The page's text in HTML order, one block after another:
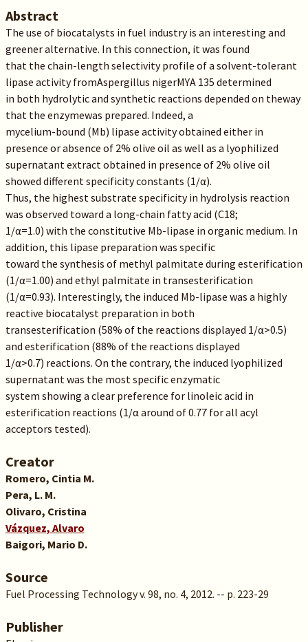
Abstract
The use of biocatalysts in fuel industry is an interesting and
greener alternative. In this connection, it was found
that the chain-length selectivity profile of a solvent-tolerant
lipase activity fromAspergillus nigerMYA 135 determined
in both hydrolytic and synthetic reactions depended on theway
that the enzymewas prepared. Indeed, a
mycelium-bound (Mb) lipase activity obtained either in
presence or absence of 2% olive oil as well as a lyophilized
supernatant extract obtained in presence of 2% olive oil
showed different specificity constants (1/α).
Thus, the highest substrate specificity in hydrolysis reaction
was observed toward a long-chain fatty acid (C18;
1/α=1.0) with the constitutive Mb-lipase in organic medium. In
addition, this lipase preparation was specific
toward the synthesis of methyl palmitate during esterification
(1/α=1.00) and ethyl palmitate in transesterification
(1/α=0.93). Interestingly, the induced Mb-lipase was a highly
reactive biocatalyst preparation in both
transesterification (58% of the reactions displayed 1/α>0.5)
and esterification (88% of the reactions displayed
1/α>0.7) reactions. On the contrary, the induced lyophilized
supernatant was the most specific enzymatic
system showing a clear preference for linoleic acid in
esterification reactions (1/α around of 0.77 for all acyl
acceptors tested).
Creator
Romero, Cintia M.
Pera, L. M.
Olivaro, Cristina
Vázquez, Alvaro
Baigori, Mario D.
Source
Fuel Processing Technology v. 98, no. 4, 2012. -- p. 223-29
Publisher